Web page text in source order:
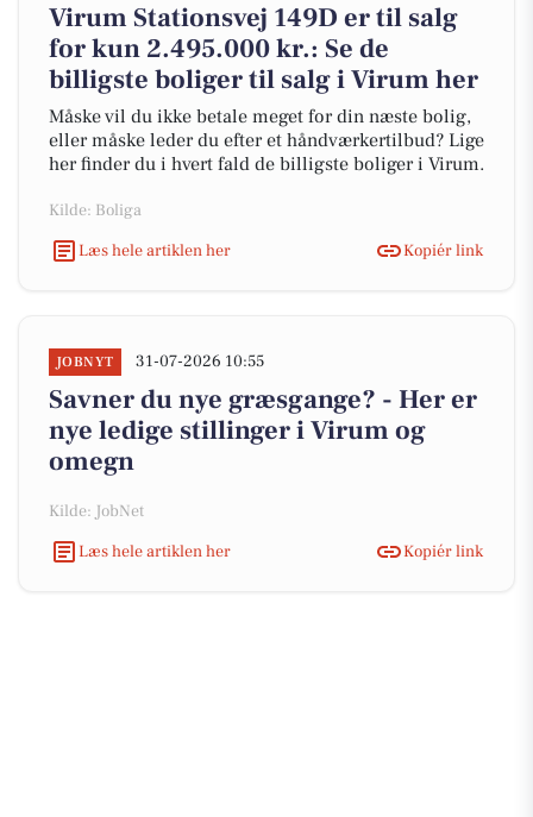
Virum Stationsvej 149D er til salg
for kun 2.495.000 kr.: Se de
billigste boliger til salg i Virum her
Måske vil du ikke betale meget for din næste bolig,
eller måske leder du efter et håndværkertilbud? Lige
her finder du i hvert fald de billigste boliger i Virum.
Kilde: Boliga
Læs hele artiklen her
Kopiér link
JOBNYT 31-07-2026 10:55
Savner du nye græsgange? - Her er
nye ledige stillinger i Virum og
omegn
Kilde: JobNet
Læs hele artiklen her
Kopiér link